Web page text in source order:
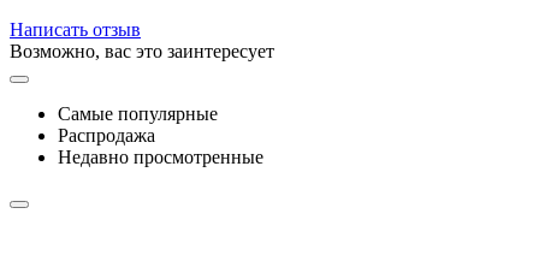
Написать отзыв
Возможно, вас это заинтересует
Самые популярные
Распродажа
Недавно просмотренные